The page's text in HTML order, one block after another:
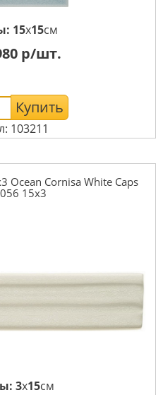
15x15см
р/шт.
Купить
103211
Ocean Cornisa White Caps
15x3
3x15см